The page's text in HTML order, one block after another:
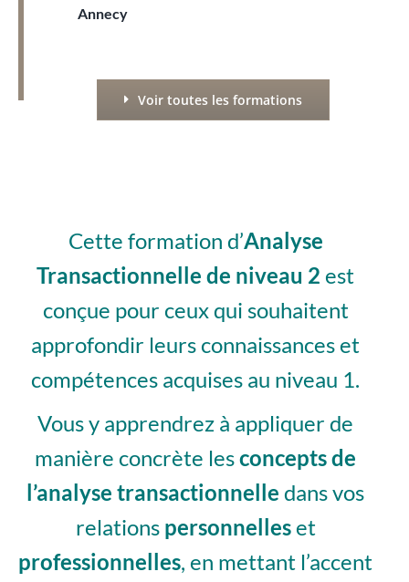
Annecy
Voir toutes les formations
Cette formation d’Analyse
Transactionnelle de niveau 2 est
conçue pour ceux qui souhaitent
approfondir leurs connaissances et
compétences acquises au niveau 1.
Vous y apprendrez à appliquer de
manière concrète lesconcepts de
l’analyse transactionnelle dans vos
relations personnelleset
professionnelles, en mettant l’accent